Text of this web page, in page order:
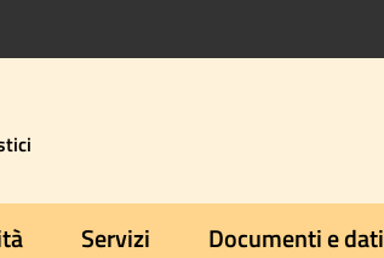
Servizi Documenti e dati